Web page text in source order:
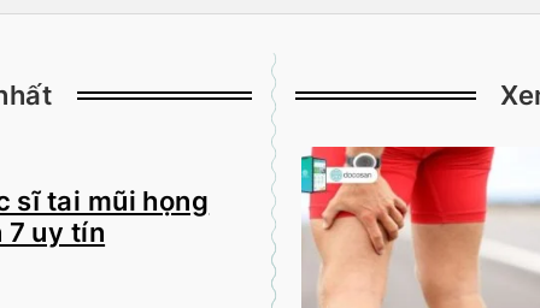
sĩ tai mũi họng
7 uy tín